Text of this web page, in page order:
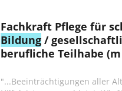
Bildung /
berufliche Teilhabe
"...Beeinträchtigungen aller